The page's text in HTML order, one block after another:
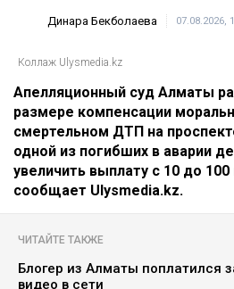
Главная Новости
Отец погибшей в
Фараби потребовал
Пака 100 миллионов
Коллаж Ulysmedia.kz